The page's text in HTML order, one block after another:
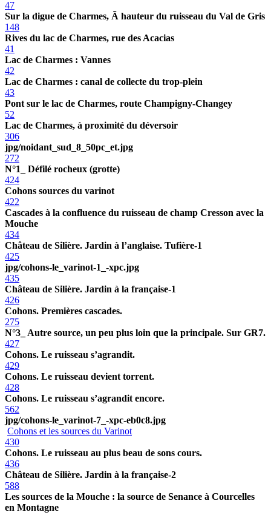
47
Sur la digue de Charmes, Ã hauteur du ruisseau du Val de Gris
148
Rives du lac de Charmes, rue des Acacias
41
Lac de Charmes : Vannes
42
Lac de Charmes : canal de collecte du trop-plein
43
Pont sur le lac de Charmes, route Champigny-Changey
52
Lac de Charmes, à proximité du déversoir
306
jpg/noidant_sud_8_50pc_et.jpg
272
N°1_ Défilé rocheux (grotte)
424
Cohons sources du varinot
422
Cascades à la confluence du ruisseau de champ Cresson avec la
Mouche
434
Château de Silière. Jardin à l’anglaise. Tufière-1
425
jpg/cohons-le_varinot-1_-xpc.jpg
435
Château de Silière. Jardin à la française-1
426
Cohons. Premières cascades.
275
N°3_ Autre source, un peu plus loin que la principale. Sur GR7.
427
Cohons. Le ruisseau s’agrandit.
429
Cohons. Le ruisseau devient torrent.
428
Cohons. Le ruisseau s’agrandit encore.
562
jpg/cohons-le_varinot-7_-xpc-eb0c8.jpg
Cohons et les sources du Varinot
430
Cohons. Le ruisseau au plus beau de sons cours.
436
Château de Silière. Jardin à la française-2
588
Les sources de la Mouche : la source de Senance à Courcelles
en Montagne